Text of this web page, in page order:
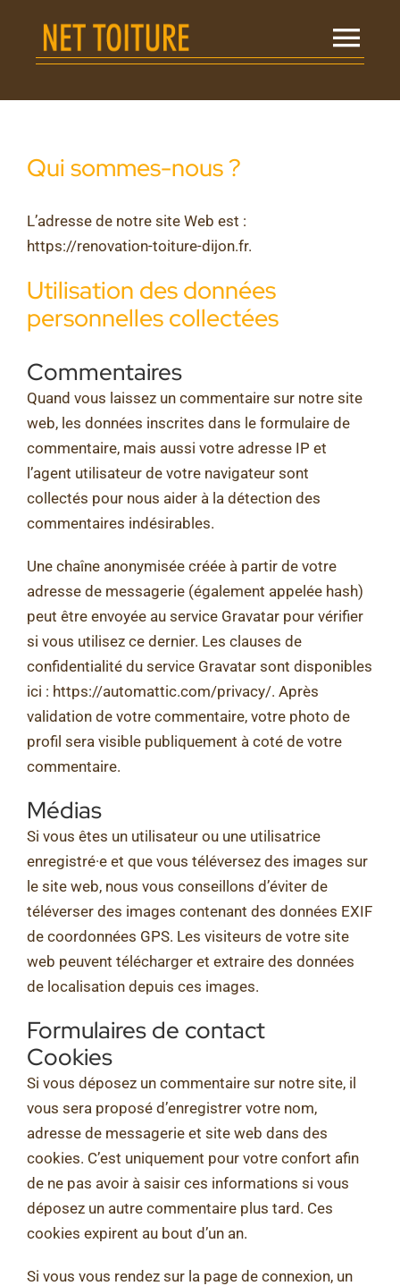
contenu
Qui sommes-nous ?
Nos réalisations
Avis clients
Vos garanties
Contact
Qui sommes-nous ?
L’adresse de notre site Web est :
https://renovation-toiture-dijon.fr.
Utilisation des données
personnelles collectées
Commentaires
Quand vous laissez un commentaire sur notre site
web, les données inscrites dans le formulaire de
commentaire, mais aussi votre adresse IP et
l’agent utilisateur de votre navigateur sont
collectés pour nous aider à la détection des
commentaires indésirables.
Une chaîne anonymisée créée à partir de votre
adresse de messagerie (également appelée hash)
peut être envoyée au service Gravatar pour vérifier
si vous utilisez ce dernier. Les clauses de
confidentialité du service Gravatar sont disponibles
ici : https://automattic.com/privacy/. Après
validation de votre commentaire, votre photo de
profil sera visible publiquement à coté de votre
commentaire.
Médias
Si vous êtes un utilisateur ou une utilisatrice
enregistré·e et que vous téléversez des images sur
le site web, nous vous conseillons d’éviter de
téléverser des images contenant des données EXIF
de coordonnées GPS. Les visiteurs de votre site
web peuvent télécharger et extraire des données
de localisation depuis ces images.
Formulaires de contact
Cookies
Si vous déposez un commentaire sur notre site, il
vous sera proposé d’enregistrer votre nom,
adresse de messagerie et site web dans des
cookies. C’est uniquement pour votre confort afin
de ne pas avoir à saisir ces informations si vous
déposez un autre commentaire plus tard. Ces
cookies expirent au bout d’un an.
Si vous vous rendez sur la page de connexion, un